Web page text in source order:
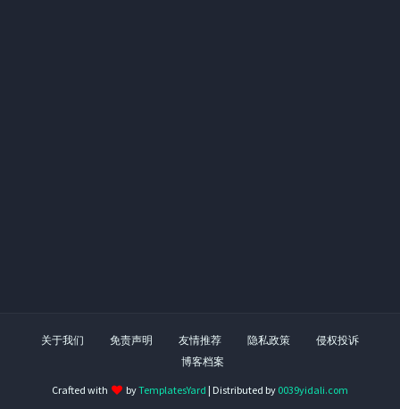
关于我们 免责声明 友情推荐 隐私政策
侵权投诉
博客档案
Crafted with byTemplatesYard | Distributed by 0039yidali.com